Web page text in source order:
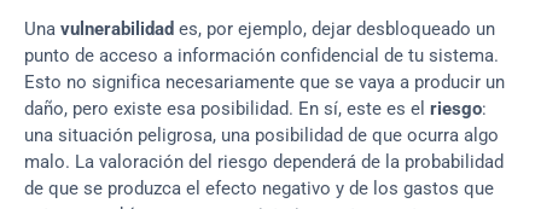
Una vulnerabilidad es, por ejemplo, dejar desbloqueado un
punto de acceso a información confidencial de tu sistema.
Esto no significa necesariamente que se vaya a producir un
daño, pero existe esa posibilidad. En sí, este es el riesgo:
una situación peligrosa, una posibilidad de que ocurra algo
malo. La valoración del riesgo dependerá de la probabilidad
de que se produzca el efecto negativo y de los gastos que